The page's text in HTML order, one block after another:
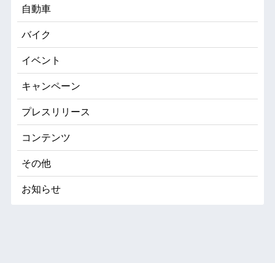
自動車
バイク
イベント
キャンペーン
プレスリリース
コンテンツ
その他
お知らせ